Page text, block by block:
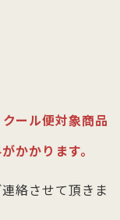
クール便対象商品
かかります。
絡させて頂きま